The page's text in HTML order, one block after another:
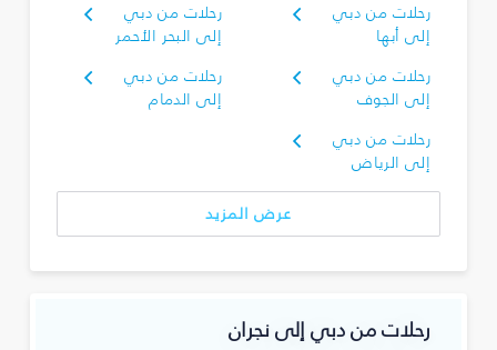
رحلات من دبي
إلى أبها
رحلات من دبي
إلى البحر الأحمر
رحلات من دبي
إلى الجوف
رحلات من دبي
إلى الدمام
رحلات من دبي
إلى الرياض
عرض المزيد
رحلات من دبي إلى نجران‎